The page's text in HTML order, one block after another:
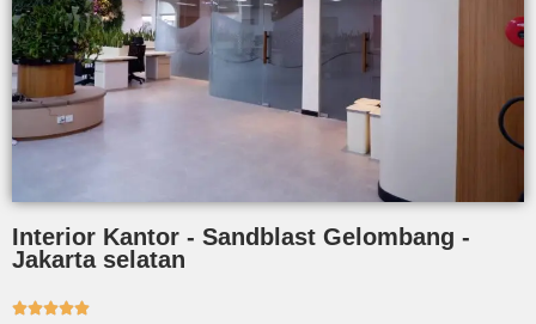
Interior Kantor - Sandblast Gelombang -
Jakarta selatan
